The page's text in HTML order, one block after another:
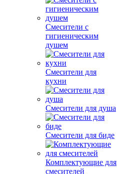
Смесители с
гигиеническим
душем
Смесители для
кухни
Смесители для душа
Смесители для биде
Комплектующие для
смесителей